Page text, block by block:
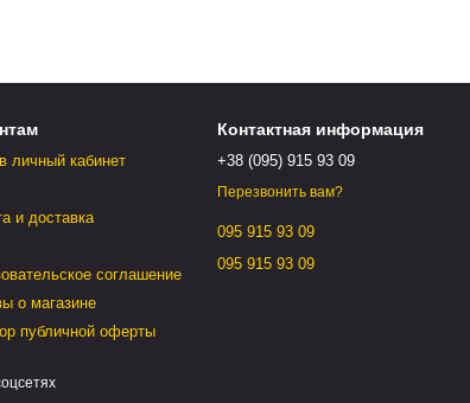
личный кабинет
и доставка
соглашение
о магазине
публичной оферты
Контактная информация
+38 (095) 915 93 09
Перезвонить вам?
095 915 93 09
095 915 93 09